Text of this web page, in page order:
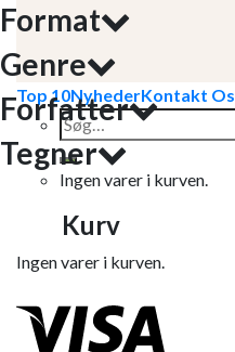
Top 10NyhederKontakt Os
Søg
efter:
Ingen varer i kurven.
Kurv
Ingen varer i kurven.
Format
Genre
Forfatter
Tegner